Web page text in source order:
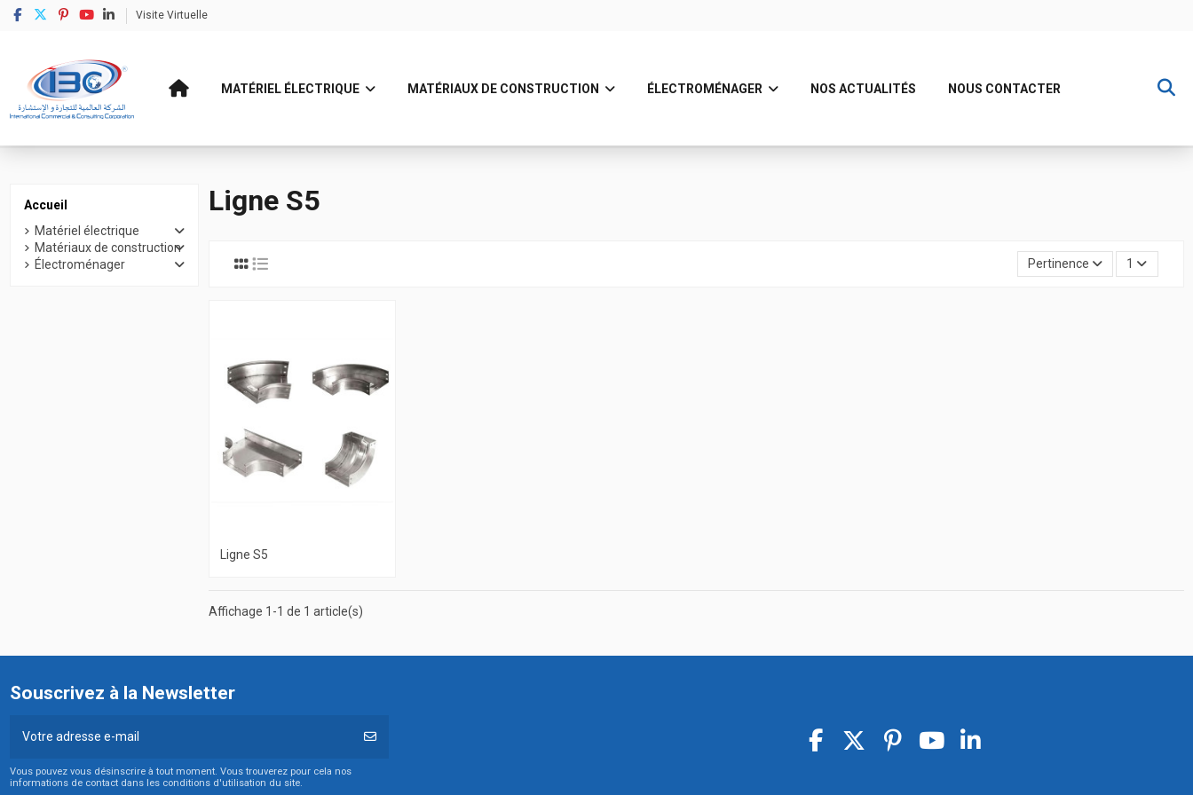
Visite Virtuelle
MATÉRIEL ÉLECTRIQUE MATÉRIAUX DE CONSTRUCTION ÉLECTROMÉNAGER NOS ACTUALITÉS NOUS CONTACTER
Ligne S5
Pertinence 1
Ligne S5
Affichage 1-1 de 1 article(s)
Accueil
Matériel électrique
Matériaux de construction
Électroménager
Souscrivez à la Newsletter
Vous pouvez vous désinscrire à tout moment. Vous trouverez pour cela nos
informations de contact dans les conditions d'utilisation du site.